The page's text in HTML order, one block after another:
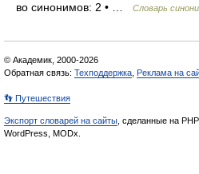
во синонимов: 2 • …
Словарь
© Академик, 2000-2026
Обратная связь: Техподдержка Реклама на
👣 Путешествия
Экспорт словарей на сайты , сделанные на PHP,
WordPress, MODx.